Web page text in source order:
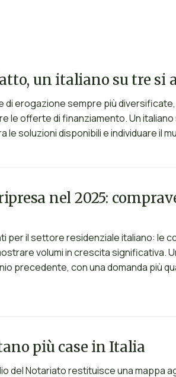
un italiano su tre si
di erogazione sempre più
le offerte di finanziamento. Un
le soluzioni disponibili e individuare il
nel 2025:
per il settore residenziale italiano: le
volumi in crescita significativa.
precedente, con una domanda più
più case in Italia
del Notariato restituisce una mappa